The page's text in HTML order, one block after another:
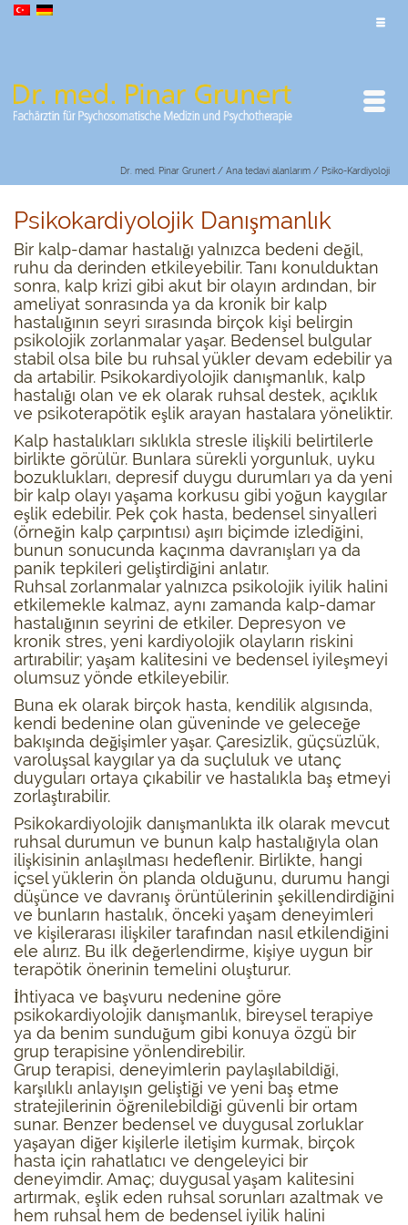
Dr. med. Pinar Grunert / Ana tedavi alanlarım / Psiko-Kardiyoloji
Psikokardiyolojik Danışmanlık
Bir kalp-damar hastalığı yalnızca bedeni değil,
ruhu da derinden etkileyebilir. Tanı konulduktan
sonra, kalp krizi gibi akut bir olayın ardından, bir
ameliyat sonrasında ya da kronik bir kalp
hastalığının seyri sırasında birçok kişi belirgin
psikolojik zorlanmalar yaşar. Bedensel bulgular
stabil olsa bile bu ruhsal yükler devam edebilir ya
da artabilir. Psikokardiyolojik danışmanlık, kalp
hastalığı olan ve ek olarak ruhsal destek, açıklık
ve psikoterapötik eşlik arayan hastalara yöneliktir.
Kalp hastalıkları sıklıkla stresle ilişkili belirtilerle
birlikte görülür. Bunlara sürekli yorgunluk, uyku
bozuklukları, depresif duygu durumları ya da yeni
bir kalp olayı yaşama korkusu gibi yoğun kaygılar
eşlik edebilir. Pek çok hasta, bedensel sinyalleri
(örneğin kalp çarpıntısı) aşırı biçimde izlediğini,
bunun sonucunda kaçınma davranışları ya da
panik tepkileri geliştirdiğini anlatır.
Ruhsal zorlanmalar yalnızca psikolojik iyilik halini
etkilemekle kalmaz, aynı zamanda kalp-damar
hastalığının seyrini de etkiler. Depresyon ve
kronik stres, yeni kardiyolojik olayların riskini
artırabilir; yaşam kalitesini ve bedensel iyileşmeyi
olumsuz yönde etkileyebilir.
Buna ek olarak birçok hasta, kendilik algısında,
kendi bedenine olan güveninde ve geleceğe
bakışında değişimler yaşar. Çaresizlik, güçsüzlük,
varoluşsal kaygılar ya da suçluluk ve utanç
duyguları ortaya çıkabilir ve hastalıkla baş etmeyi
zorlaştırabilir.
Psikokardiyolojik danışmanlıkta ilk olarak mevcut
ruhsal durumun ve bunun kalp hastalığıyla olan
ilişkisinin anlaşılması hedeflenir. Birlikte, hangi
içsel yüklerin ön planda olduğunu, durumu hangi
düşünce ve davranış örüntülerinin şekillendirdiğini
ve bunların hastalık, önceki yaşam deneyimleri
ve kişilerarası ilişkiler tarafından nasıl etkilendiğini
ele alırız. Bu ilk değerlendirme, kişiye uygun bir
terapötik önerinin temelini oluşturur.
İhtiyaca ve başvuru nedenine göre
psikokardiyolojik danışmanlık, bireysel terapiye
ya da benim sunduğum gibi konuya özgü bir
grup terapisine yönlendirebilir.
Grup terapisi, deneyimlerin paylaşılabildiği,
karşılıklı anlayışın geliştiği ve yeni baş etme
stratejilerinin öğrenilebildiği güvenli bir ortam
sunar. Benzer bedensel ve duygusal zorluklar
yaşayan diğer kişilerle iletişim kurmak, birçok
hasta için rahatlatıcı ve dengeleyici bir
deneyimdir. Amaç; duygusal yaşam kalitesini
artırmak, eşlik eden ruhsal sorunları azaltmak ve
hem ruhsal hem de bedensel iyilik halini